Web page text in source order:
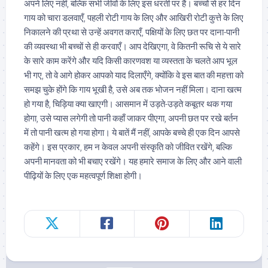
अपने लिए नहीं, बल्कि सभी जीवों के लिए इस धरती पर हैं। बच्चों से हर दिन
गाय को चारा डलवाएँ, पहली रोटी गाय के लिए और आखिरी रोटी कुत्ते के लिए
निकालने की प्रथा से उन्हें अवगत कराएँ, पक्षियों के लिए छत पर दाना-पानी
की व्यवस्था भी बच्चों से ही करवाएँ। आप देखिएगा, वे कितनी रूचि से ये सारे
के सारे काम करेंगे और यदि किसी कारणवश या व्यस्तता के चलते आप भूल
भी गए, तो वे आगे होकर आपको याद दिलाएँगे, क्योंकि वे इस बात की महत्ता को
समझ चुके होंगे कि गाय भूखी है, उसे अब तक भोजन नहीं मिला। दाना खत्म
हो गया है, चिड़िया क्या खाएगी। आसमान में उड़ते-उड़ते कबूतर थक गया
होगा, उसे प्यास लगेगी तो पानी कहाँ जाकर पीएगा, अपनी छत पर रखे बर्तन
में तो पानी खत्म हो गया होगा। ये बातें मैं नहीं, आपके बच्चे ही एक दिन आपसे
कहेंगे। इस प्रकार, हम न केवल अपनी संस्कृति को जीवित रखेंगे, बल्कि
अपनी मानवता को भी बचाए रखेंगे। यह हमारे समाज के लिए और आने वाली
पीढ़ियों के लिए एक महत्वपूर्ण शिक्षा होगी।